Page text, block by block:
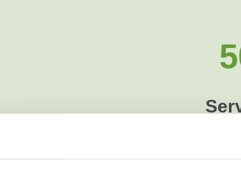
Der opstod en intern serverfejl. Vi